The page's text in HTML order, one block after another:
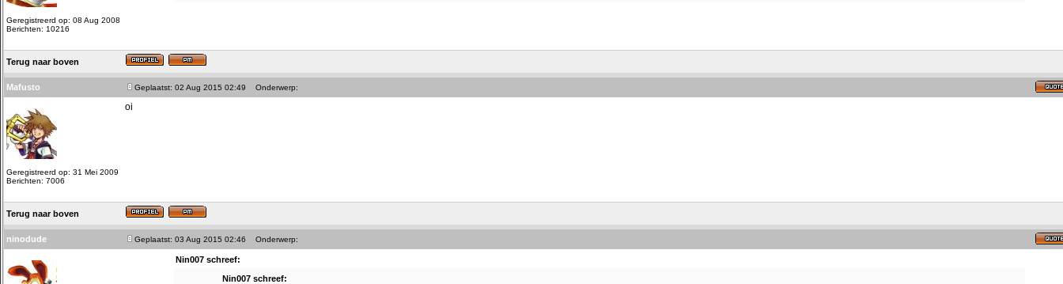
Geregistreerd op: 08 Aug 2008
Berichten: 10216
Terug naar boven
Mafusto Geplaatst: 02 Aug 2015 02:49 Onderwerp:
Geregistreerd op: 31 Mei 2009
Berichten: 7006
oi
Terug naar boven
ninodude Geplaatst: 03 Aug 2015 02:46 Onderwerp:
Nin007 schreef:
Nin007 schreef: